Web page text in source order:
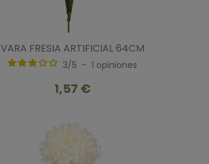
VARA FRESIA ARTIFICIAL 64CM
3/5 - 1 opiniones
1,57 €